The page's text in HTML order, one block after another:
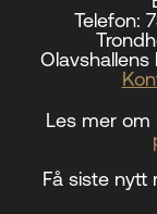
Telefon:
Olavshallens
Les mer om
Få siste nytt